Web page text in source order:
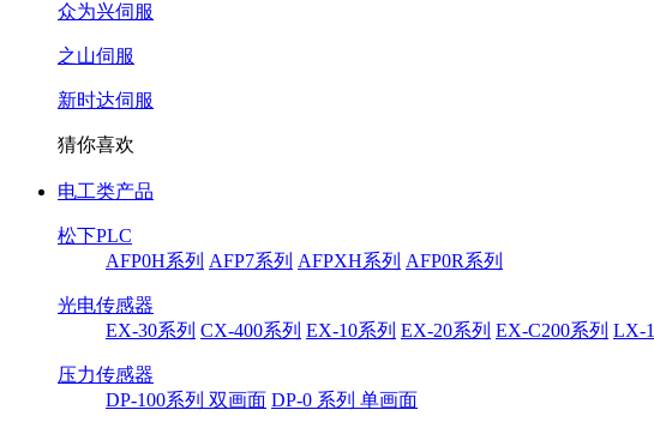
众为兴伺服
之山伺服
新时达伺服
猜你喜欢
电工类产品
松下PLC
AFP0H系列 AFP7系列 AFPXH系列 AFP0R系列
光电传感器
EX-30系列 CX-400系列 EX-10系列 EX-20系列 EX-C200系列 LX-
压力传感器
DP-100系列 双画面 DP-0 系列 单画面